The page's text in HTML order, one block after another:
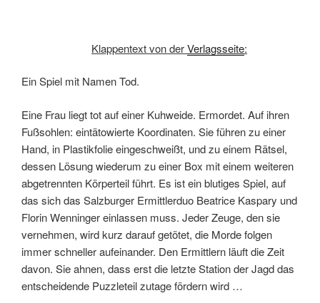
Klappentext von derVerlagsseite:
Ein Spiel mit Namen Tod.
Eine Frau liegt tot auf einer Kuhweide. Ermordet. Auf ihren
Fußsohlen: eintätowierte Koordinaten. Sie führen zu einer
Hand, in Plastikfolie eingeschweißt, und zu einem Rätsel,
dessen Lösung wiederum zu einer Box mit einem weiteren
abgetrennten Körperteil führt. Es ist ein blutiges Spiel, auf
das sich das Salzburger Ermittlerduo Beatrice Kaspary und
Florin Wenninger einlassen muss. Jeder Zeuge, den sie
vernehmen, wird kurz darauf getötet, die Morde folgen
immer schneller aufeinander. Den Ermittlern läuft die Zeit
davon. Sie ahnen, dass erst die letzte Station der Jagd das
entscheidende Puzzleteil zutage fördern wird …